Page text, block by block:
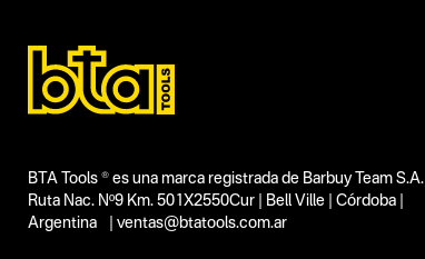
BTA Tools ® es una marca registrada de Barbuy Team S.A. |
Ruta Nac. Nº9 Km. 501X2550Cur | Bell Ville | Córdoba |
Argentina | ventas@btatools.com.ar